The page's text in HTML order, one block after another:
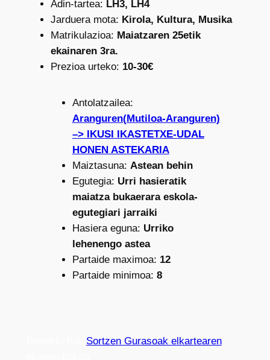
Adin-tartea: LH3, LH4
Jarduera mota: Kirola, Kultura, Musika
Matrikulazioa: Maiatzaren 25etik
ekainaren 3ra.
Prezioa urteko: 10-30€
Antolatzailea:
Aranguren(Mutiloa-Aranguren)
–> IKUSI IKASTETXE-UDAL
HONEN ASTEKARIA
Maiztasuna: Astean behin
Egutegia: Urri hasieratik
maiatza bukaerara eskola-
egutegiari jarraiki
Hasiera eguna: Urriko
lehenengo astea
Partaide maximoa: 12
Partaide minimoa: 8
Sortzen Gurasoak elkartearen